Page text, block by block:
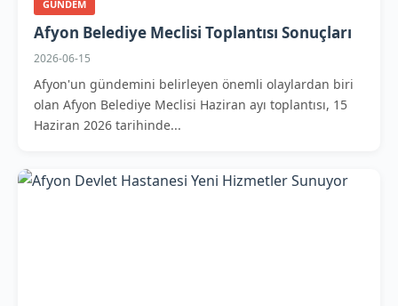
GUNDEM
Afyon Belediye Meclisi Toplantısı Sonuçları
2026-06-15
Afyon'un gündemini belirleyen önemli olaylardan biri
olan Afyon Belediye Meclisi Haziran ayı toplantısı, 15
Haziran 2026 tarihinde...